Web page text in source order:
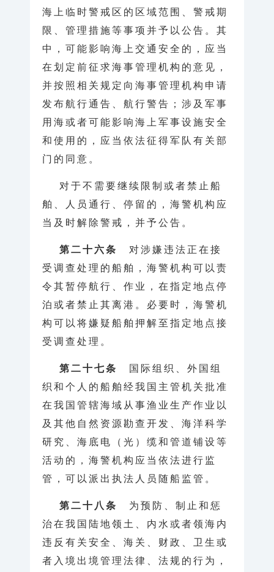
海上临时警戒区的区域范围、警戒期
限、管理措施等事项并予以公告。其
中，可能影响海上交通安全的，应当
在划定前征求海事管理机构的意见，
并按照相关规定向海事管理机构申请
发布航行通告、航行警告；涉及军事
用海或者可能影响海上军事设施安全
和使用的，应当依法征得军队有关部
门的同意。
对于不需要继续限制或者禁止船
舶、人员通行、停留的，海警机构应
当及时解除警戒，并予公告。
第二十六条 对涉嫌违法正在接
受调查处理的船舶，海警机构可以责
令其暂停航行、作业，在指定地点停
泊或者禁止其离港。必要时，海警机
构可以将嫌疑船舶押解至指定地点接
受调查处理。
第二十七条
国际组织、外国组
织和个人的船舶经我国主管机关批准
在我国管辖海域从事渔业生产作业以
及其他自然资源勘查开发、海洋科学
研究、海底电（光）缆和管道铺设等
活动的，海警机构应当依法进行监
管，可以派出执法人员随船监管。
第二十八条 为预防、制止和惩
治在我国陆地领土、内水或者领海内
违反有关安全、海关、财政、卫生或
者入境出境管理法律、法规的行为，